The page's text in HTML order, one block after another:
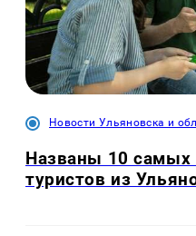
Новости Ульяновска и
Названы 10 самых
туристов из